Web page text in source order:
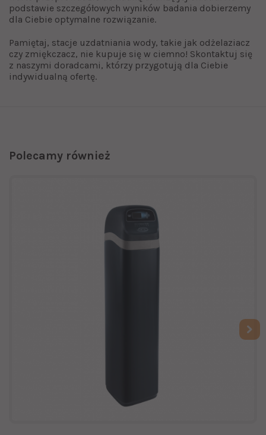
podstawie szczegółowych wyników badania dobierzemy
dla Ciebie optymalne rozwiązanie.
Pamiętaj, stacje uzdatniania wody, takie jak odżelaziacz
czy zmiękczacz, nie kupuje się w ciemno! Skontaktuj się
z naszymi doradcami, którzy przygotują dla Ciebie
indywidualną ofertę.
Polecamy również